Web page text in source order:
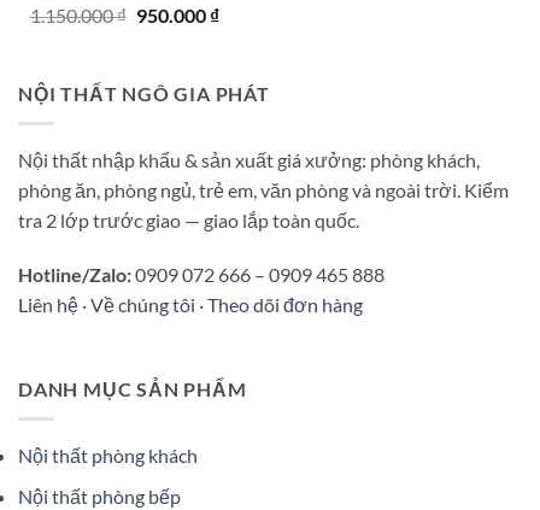
1.150.000₫ Giá
950.000 ₫Giá
950.000 ₫.
NỘI THẤT NGÔ GIA PHÁT
Nội thất nhập khẩu & sản xuất giá xưởng: phòng khách,
phòng ăn, phòng ngủ, trẻ em, văn phòng và ngoài trời. Kiểm
tra 2 lớp trước giao — giao lắp toàn quốc.
Hotline/Zalo:0909 072 666 – 0909 465 888
Liên hệ ·Về chúng tôi ·Theo dõi đơn hàng
DANH MỤC SẢN PHẨM
Nội thất phòng khách
Nội thất phòng bếp